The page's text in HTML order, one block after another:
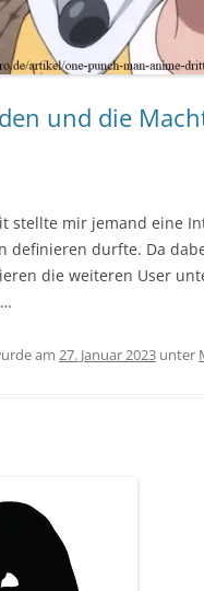
und die
stellte mir jemand eine
definieren durfte. Da
die weiteren User
am 27. Januar 2023 unter